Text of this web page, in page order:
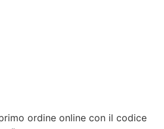
ordine online con il codice